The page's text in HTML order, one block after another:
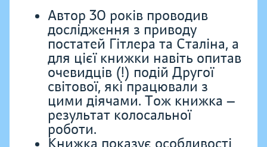
Автор 30 років проводив
дослідження з приводу
постатей Гітлера та Сталіна, а
для цієї книжки навіть опитав
очевидців (!) подій Другої
світової, які працювали з
цими діячами. Тож книжка —
результат колосальної
роботи.